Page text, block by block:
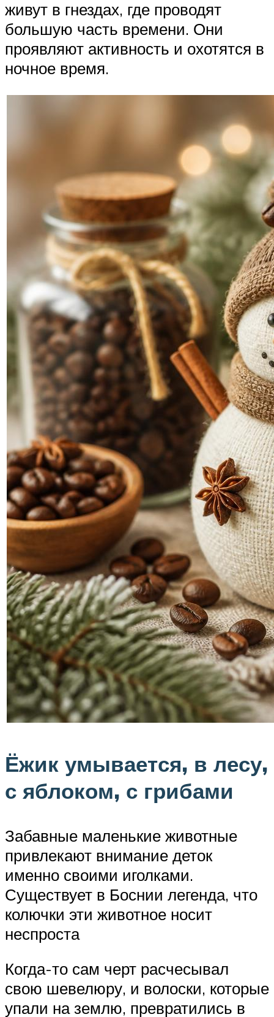
живут в гнездах, где проводят
большую часть времени. Они
проявляют активность и охотятся в
ночное время.
Ёжик умывается, в лесу,
с яблоком, с грибами
Забавные маленькие животные
привлекают внимание деток
именно своими иголками.
Существует в Боснии легенда, что
колючки эти животное носит
неспроста
Когда-то сам черт расчесывал
свою шевелюру, и волоски, которые
упали на землю, превратились в